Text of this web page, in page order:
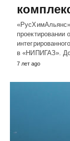
проектировании
в «НИПИГАЗ».
7 лет ago